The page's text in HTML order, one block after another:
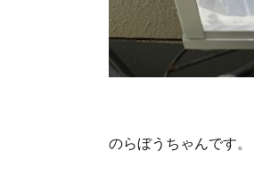
のらぼうちゃんです。